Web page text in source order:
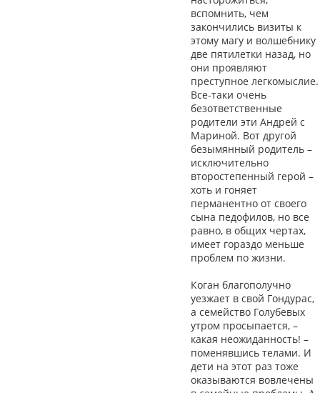
вспомнить, чем
закончились визиты к
этому магу и волшебнику
две пятилетки назад, но
они проявляют
преступное легкомыслие.
Все-таки очень
безответственные
родители эти Андрей с
Мариной. Вот другой
безымянный родитель –
исключительно
второстепенный герой –
хоть и гоняет
перманентно от своего
сына педофилов, но все
равно, в общих чертах,
имеет гораздо меньше
проблем по жизни.
Коган благополучно
уезжает в свой Гондурас,
а семейство Голубевых
утром просыпается, –
какая неожиданность! –
поменявшись телами. И
дети на этот раз тоже
оказываются вовлечены